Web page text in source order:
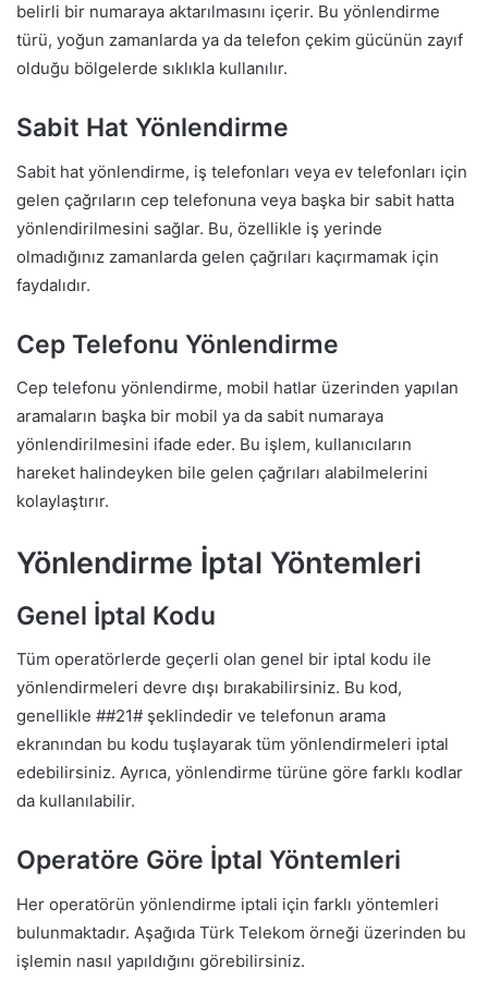
belirli bir numaraya aktarılmasını içerir. Bu yönlendirme
türü, yoğun zamanlarda ya da telefon çekim gücünün zayıf
olduğu bölgelerde sıklıkla kullanılır.
Sabit Hat Yönlendirme
Sabit hat yönlendirme, iş telefonları veya ev telefonları için
gelen çağrıların cep telefonuna veya başka bir sabit hatta
yönlendirilmesini sağlar. Bu, özellikle iş yerinde
olmadığınız zamanlarda gelen çağrıları kaçırmamak için
faydalıdır.
Cep Telefonu Yönlendirme
Cep telefonu yönlendirme, mobil hatlar üzerinden yapılan
aramaların başka bir mobil ya da sabit numaraya
yönlendirilmesini ifade eder. Bu işlem, kullanıcıların
hareket halindeyken bile gelen çağrıları alabilmelerini
kolaylaştırır.
Yönlendirme İptal Yöntemleri
Genel İptal Kodu
Tüm operatörlerde geçerli olan genel bir iptal kodu ile
yönlendirmeleri devre dışı bırakabilirsiniz. Bu kod,
genellikle ##21# şeklindedir ve telefonun arama
ekranından bu kodu tuşlayarak tüm yönlendirmeleri iptal
edebilirsiniz. Ayrıca, yönlendirme türüne göre farklı kodlar
da kullanılabilir.
Operatöre Göre İptal Yöntemleri
Her operatörün yönlendirme iptali için farklı yöntemleri
bulunmaktadır. Aşağıda Türk Telekom örneği üzerinden bu
işlemin nasıl yapıldığını görebilirsiniz.